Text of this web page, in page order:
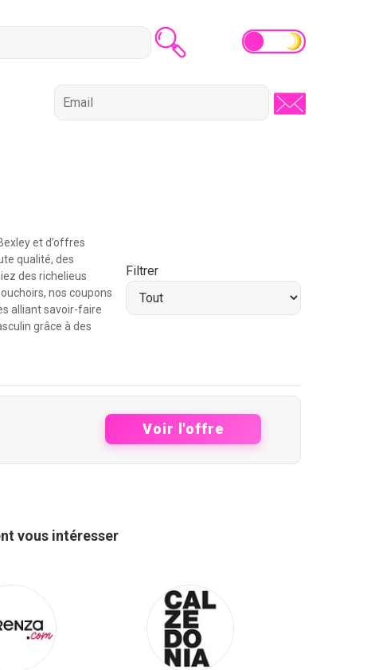
et d’offres
qualité, des
des richelieus
nos coupons
alliant savoir-faire
grâce à des
Filtrer
Voir l'offre
vous intéresser